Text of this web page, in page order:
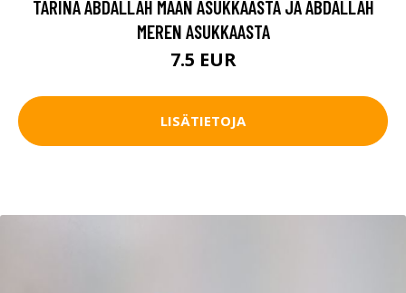
TARINA ABDALLAH MAAN ASUKKAASTA JA ABDALLAH
MEREN ASUKKAASTA
7.5 EUR
LISÄTIETOJA